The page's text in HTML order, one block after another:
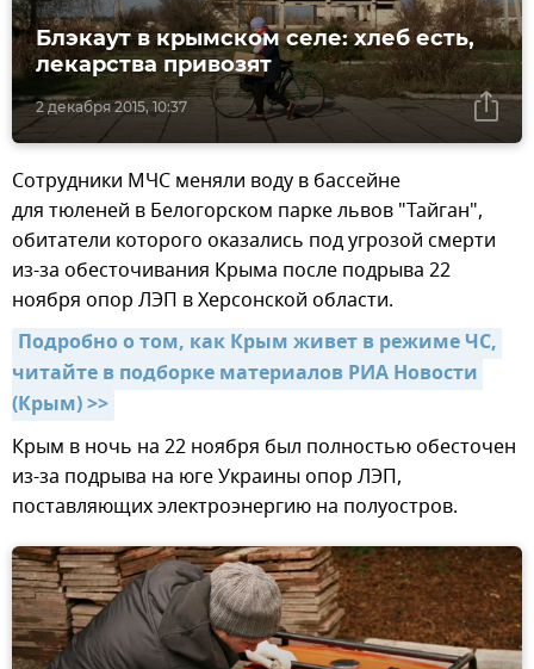
2 декабря 2015, 10:37
Блэкаут в крымском селе: хлеб есть,
лекарства привозят
Сотрудники МЧС меняли воду в бассейне
для тюленей в Белогорском парке львов "Тайган",
обитатели которого оказались под угрозой смерти
из-за обесточивания Крыма после подрыва 22
ноября опор ЛЭП в Херсонской области.
Подробно о том, как Крым живет в режиме ЧС,
читайте в подборке материалов РИА Новости
(Крым) >>
Крым в ночь на 22 ноября был полностью обесточен
из-за подрыва на юге Украины опор ЛЭП,
поставляющих электроэнергию на полуостров.